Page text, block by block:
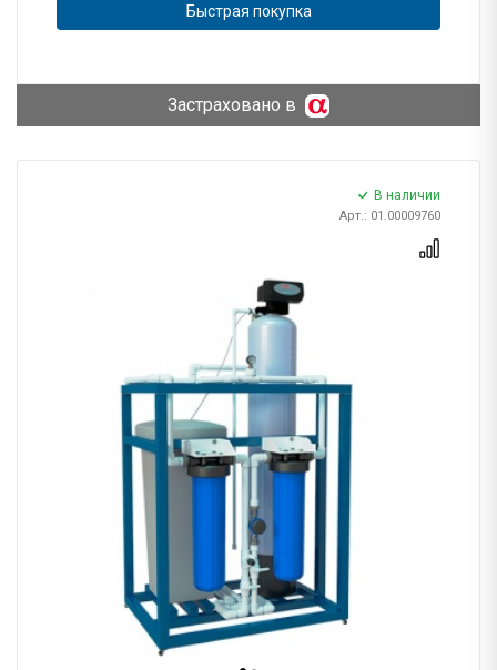
Быстрая покупка
Застраховано в
В наличии
Арт.: 01.00009760